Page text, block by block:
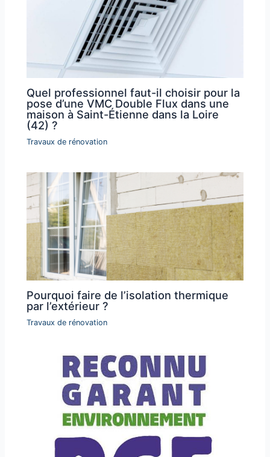
Quel professionnel faut-il choisir pour la
pose d’une VMC Double Flux dans une
maison à Saint-Étienne dans la Loire
(42) ?
Travaux de rénovation
Pourquoi faire de l’isolation thermique
par l’extérieur ?
Travaux de rénovation